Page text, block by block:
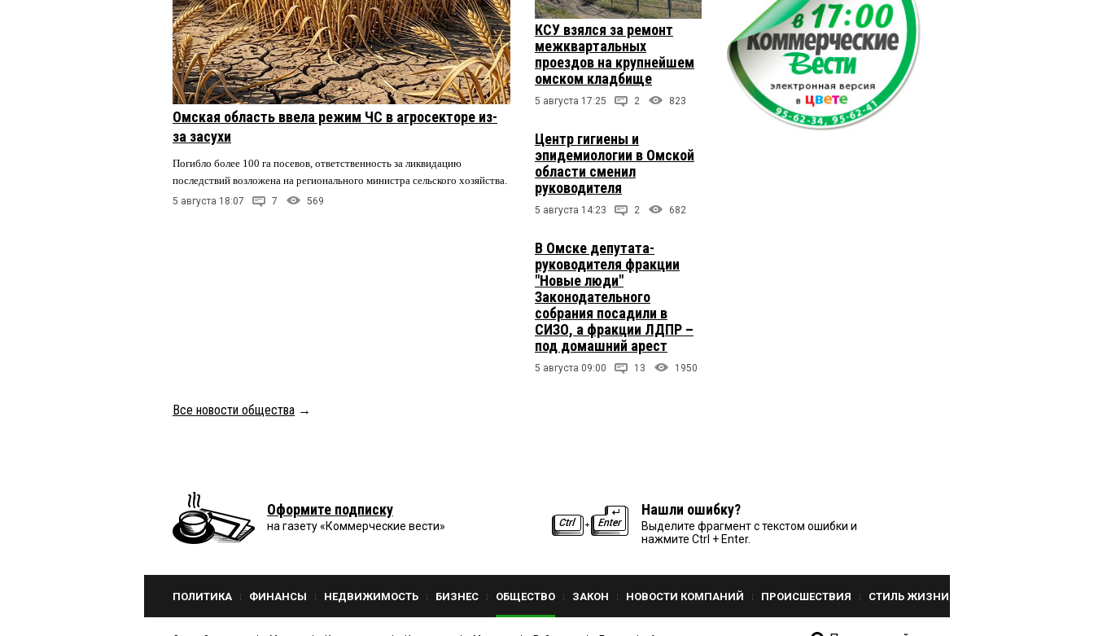
Омская область ввела режим ЧС в агросекторе из-
за засухи
Погибло более 100 га посевов, ответственность за ликвидацию
последствий возложена на регионального министра сельского хозяйства.
5 августа 18:07 7 569
КСУ взялся за ремонт
межквартальных
проездов на крупнейшем
омском кладбище
5 августа 17:25 2 823
Центр гигиены и
эпидемиологии в Омской
области сменил
руководителя
5 августа 14:23 2 682
В Омске депутата-
руководителя фракции
"Новые люди"
Законодательного
собрания посадили в
СИЗО, а фракции ЛДПР –
под домашний арест
5 августа 09:00 13 1950
Все новости общества →
Оформите подписку
на газету «Коммерческие вести»
Нашли ошибку?
Выделите фрагмент с текстом ошибки и
нажмите Ctrl + Enter.
ПОЛИТИКА ФИНАНСЫ НЕДВИЖИМОСТЬ БИЗНЕС ОБЩЕСТВО ЗАКОН НОВОСТИ КОМПАНИЙ ПРОИСШЕСТВИЯ СТИЛЬ ЖИЗНИ